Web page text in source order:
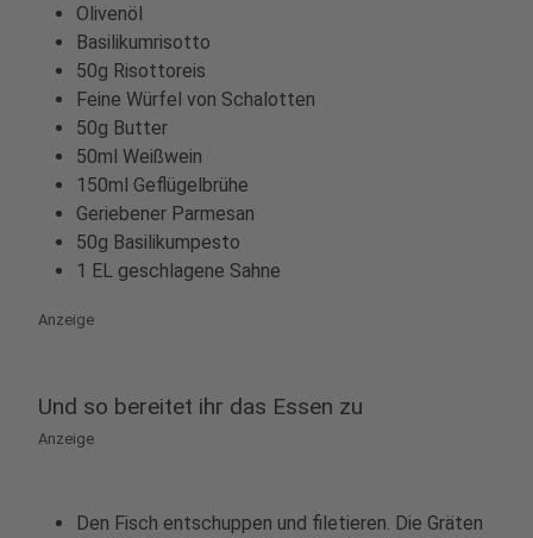
Olivenöl
Basilikumrisotto
50g Risottoreis
Feine Würfel von Schalotten
50g Butter
50ml Weißwein
150ml Geflügelbrühe
Geriebener Parmesan
50g Basilikumpesto
1 EL geschlagene Sahne
Anzeige
Und so bereitet ihr das Essen zu
Anzeige
Den Fisch entschuppen und filetieren. Die Gräten